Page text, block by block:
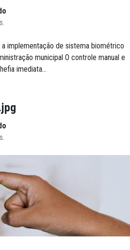
a implementação de sistema biométrico
municipal O controle manual e
imediata...